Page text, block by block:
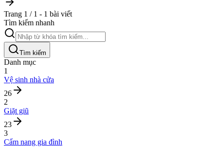
Trang 1 / 1 - 1 bài viết
Tìm kiếm nhanh
Tìm kiếm
Danh mục
1
Vệ sinh nhà cửa
26
2
Giặt giũ
23
3
Cẩm nang gia đình